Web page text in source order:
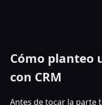
Cómo planteo
con CRM
Antes de tocar la parte